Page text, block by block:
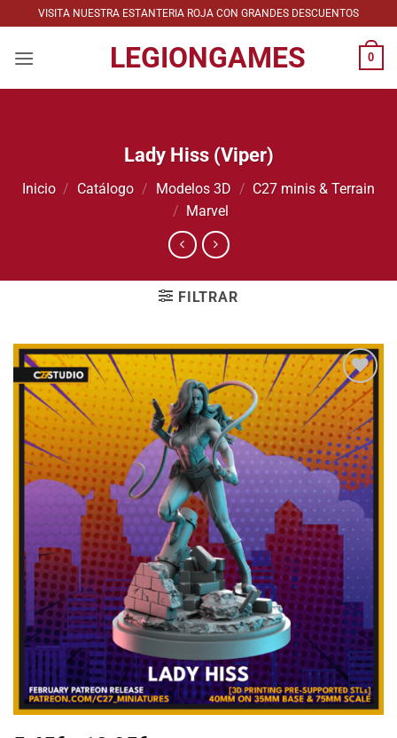
al
contenido
VISITA NUESTRA ESTANTERIA ROJA CON GRANDES DESCUENTOS
LEGIONGAMES 0
Lady Hiss (Viper)
Inicio / Catálogo / Modelos 3D / C27 minis & Terrain
/ Marvel
FILTRAR
Añadir
a la
lista de
deseos